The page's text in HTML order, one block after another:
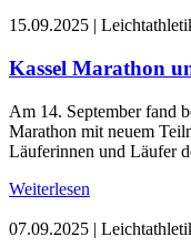
15.09.2025 |
Kassel Marathon
Am 14. September fand
Marathon mit neuem
Läuferinnen und Läufer
Weiterlesen
07.09.2025 |